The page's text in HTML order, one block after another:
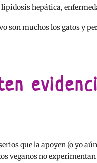
hepática,
son muchos los gatos y
que la apoyen (o yo
veganos no